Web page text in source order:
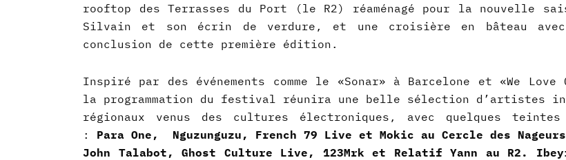
rooftop des Terrasses du Port (le R2) réaménagé pour la nouvelle
Silvain et son écrin de verdure, et une croisière en bâteau
conclusion de cette première édition.
Inspiré par des événements comme le «Sonar» à Barcelone et «We Love
la programmation du festival réunira une belle sélection d’artistes
régionaux venus des cultures électroniques, avec quelques
: Para One, Nguzunguzu, French 79 Live et Mokic au Cercle des
John Talabot, Ghost Culture Live, 123Mrk et Relatif Yann au R2.